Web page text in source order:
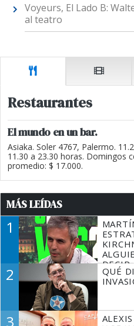
Voyeurs, El Lado B:
al teatro
Restaurantes
El mundo en un bar.
Asiaka. Soler 4767, Palermo.
11.30 a 23.30 horas. Domingos
promedio: $ 17.000.
MÁS LEÍDAS
1
DECIR
TIENE
2
QUÉ
3